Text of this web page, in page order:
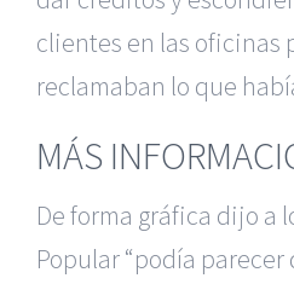
clientes en las oficinas
reclamaban lo que
MÁS
De forma gráfica dijo a
Popular “podía